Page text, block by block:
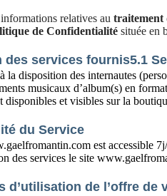
relatives au traitement
de Confidentialité située en
des services fournis5.1
la disposition des internautes
musicaux d’album(s) en
disponibles et visibles sur la
du Service
est accessible
des services le site
d’utilisation de l’offre de